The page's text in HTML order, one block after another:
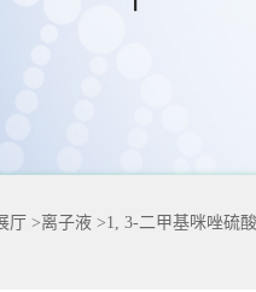
厅 >离子液 >1, 3-二甲基咪唑硫